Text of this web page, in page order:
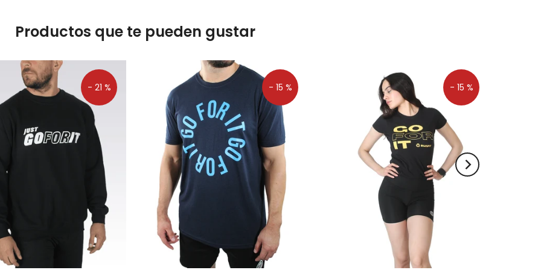
Productos que te pueden gustar
- 21 % - 15 %
- 15 %